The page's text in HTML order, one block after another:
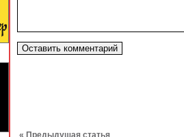
« Предыдущая статья